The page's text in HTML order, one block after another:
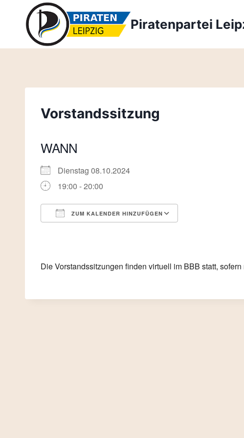
springen
Piratenpartei
Vorstandssitzung
WANN
Dienstag 08.10.2024
19:00 - 20:00
ZUM KALENDER HINZUFÜGEN
Die Vorstandssitzungen finden virtuell im BBB statt,